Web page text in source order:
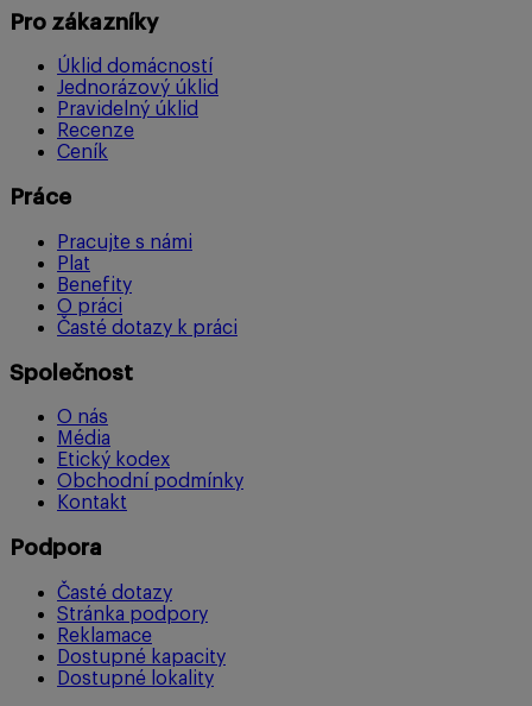
Pro zákazníky
Úklid domácností
Jednorázový úklid
Pravidelný úklid
Recenze
Ceník
Práce
Pracujte s námi
Plat
Benefity
O práci
Časté dotazy k práci
Společnost
O nás
Média
Etický kodex
Obchodní podmínky
Kontakt
Podpora
Časté dotazy
Stránka podpory
Reklamace
Dostupné kapacity
Dostupné lokality